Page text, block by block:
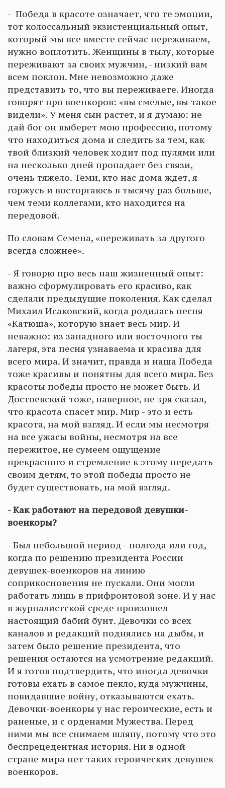
- Победа в красоте означает, что те эмоции,
тот колоссальный экзистенциальный опыт,
который мы все вместе сейчас переживаем,
нужно воплотить. Женщины в тылу, которые
переживают за своих мужчин, - низкий вам
всем поклон. Мне невозможно даже
представить то, что вы переживаете. Иногда
говорят про военкоров: «вы смелые, вы такое
видели». У меня сын растет, и я думаю: не
дай бог он выберет мою профессию, потому
что находиться дома и следить за тем, как
твой близкий человек ходит под пулями или
на несколько дней пропадает без связи,
очень тяжело. Теми, кто нас дома ждет, я
горжусь и восторгаюсь в тысячу раз больше,
чем теми коллегами, кто находится на
передовой.
По словам Семена, «переживать за другого
всегда сложнее».
- Я говорю про весь наш жизненный опыт:
важно сформулировать его красиво, как
сделали предыдущие поколения. Как сделал
Михаил Исаковский, когда родилась песня
«Катюша», которую знает весь мир. И
неважно: из западного или восточного ты
лагеря, эта песня узнаваема и красива для
всего мира. И значит, правда и наша Победа
тоже красивы и понятны для всего мира. Без
красоты победы просто не может быть. И
Достоевский тоже, наверное, не зря сказал,
что красота спасет мир. Мир - это и есть
красота, на мой взгляд. И если мы несмотря
на все ужасы войны, несмотря на все
пережитое, не сумеем ощущение
прекрасного и стремление к этому передать
своим детям, то этой победы просто не
будет существовать, на мой взгляд.
- Как работают на передовой девушки-
военкоры?
- Был небольшой период - полгода или год,
когда по решению президента России
девушек-военкоров на линию
соприкосновения не пускали. Они могли
работать лишь в прифронтовой зоне. И у нас
в журналистской среде произошел
настоящий бабий бунт. Девочки со всех
каналов и редакций поднялись на дыбы, и
затем было решение президента, что
решения остаются на усмотрение редакций.
И я готов подтвердить, что иногда девочки
готовы ехать в самое пекло, куда мужчины,
повидавшие войну, отказываются ехать.
Девочки-военкоры у нас героические, есть и
раненые, и с орденами Мужества. Перед
ними мы все снимаем шляпу, потому что это
беспрецедентная история. Ни в одной
стране мира нет таких героических девушек-
военкоров.